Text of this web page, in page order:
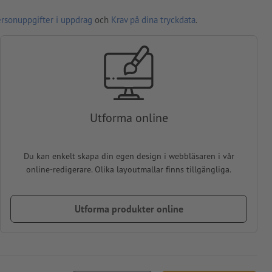
i uppdrag och Krav på dina tryckdata.
Utforma online
Du kan enkelt skapa din egen design i webbläsaren i vår
online-redigerare. Olika layoutmallar finns tillgängliga.
Utforma produkter online